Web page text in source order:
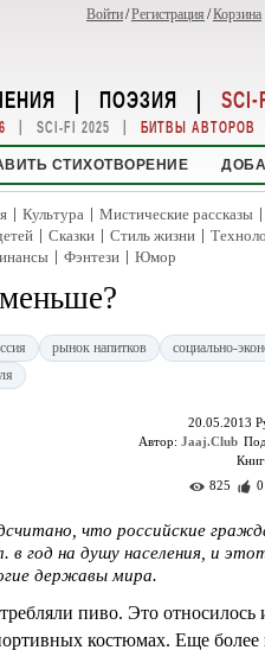
Войти/Регистрация /Корзина
| ПОЭЗИЯ | SCI-
| SCI-FI 2025 | БИТВЫ АВТОРОВ
СТИХОТВОРЕНИЕ
| Культура | Мистические рассказы |
| Сказки | Стиль жизни |
| Фэнтези | Юмор
рынок напитков
социально-
20.05.2013
Автор: Jaaj.Club
825
0
что российские
в год на душу населения, и
державы мира.
пиво. Это
костюмах. Еще